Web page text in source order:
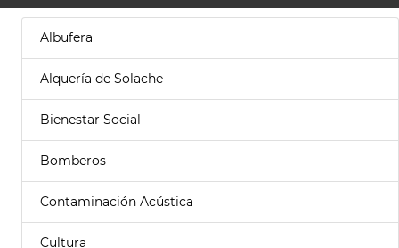
Albufera
Alquería de Solache
Bienestar Social
Bomberos
Contaminación Acústica
Cultura